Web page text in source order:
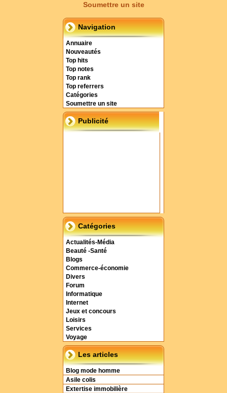
Soumettre un site
Navigation
Annuaire
Nouveautés
Top hits
Top notes
Top rank
Top referrers
Catégories
Soumettre un site
Publicité
Catégories
Actualités-Média
Beauté -Santé
Blogs
Commerce-économie
Divers
Forum
Informatique
Internet
Jeux et concours
Loisirs
Services
Voyage
Les articles
Blog mode homme
Asile colis
Extertise immobilière